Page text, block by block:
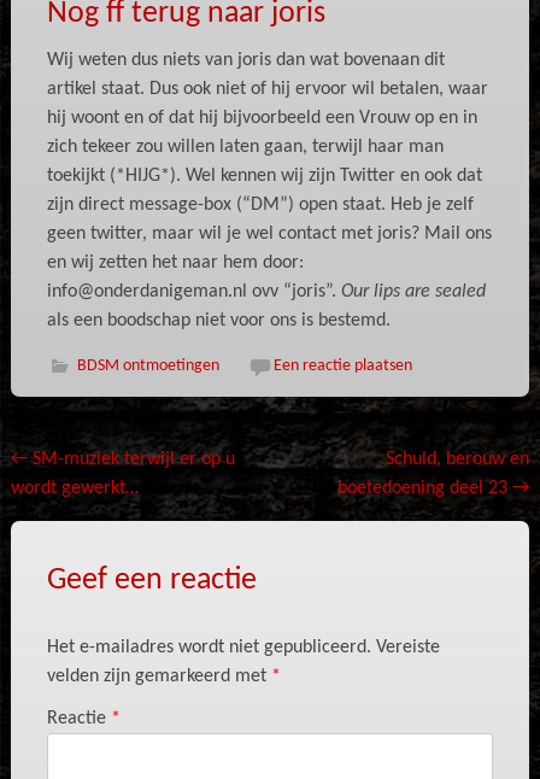
Nog ff terug naar joris
Wij weten dus niets van joris dan wat bovenaan dit
artikel staat. Dus ook niet of hij ervoor wil betalen, waar
hij woont en of dat hij bijvoorbeeld een Vrouw op en in
zich tekeer zou willen laten gaan, terwijl haar man
toekijkt (*HIJG*). Wel kennen wij zijn Twitter en ook dat
zijn direct message-box (“DM”) open staat. Heb je zelf
geen twitter, maar wil je wel contact met joris? Mail ons
en wij zetten het naar hem door:
info@onderdanigeman.nl ovv “joris”. Our lips are sealed
als een boodschap niet voor ons is bestemd.
BDSM ontmoetingen Een reactie plaatsen
Bericht
navigatie
←SM-muziek terwijl er op u
wordt gewerkt…
Schuld, berouw en
boetedoening deel 23→
Geef een reactie
Het e-mailadres wordt niet gepubliceerd. Vereiste
velden zijn gemarkeerd met *
Reactie *